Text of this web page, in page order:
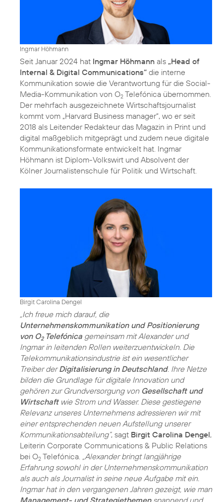
Ingmar Höhmann
Seit Januar 2024 hat Ingmar Höhmann als „Head of
Internal & Digital Communications“ die interne
Kommunikation sowie die Verantwortung für die Social-
Media-Kommunikation von O2 Telefónica übernommen.
Der mehrfach ausgezeichnete Wirtschaftsjournalist
kommt vom „Harvard Business manager“, wo er seit
2018 als Leitender Redakteur das Magazin in Print und
digital maßgeblich mitgeprägt und zudem neue digitale
Kommunikationsformate entwickelt hat. Ingmar
Höhmann ist Diplom-Volkswirt und Absolvent der
Kölner Journalistenschule für Politik und Wirtschaft.
Birgit Carolina Dengel
„Ich freue mich darauf, die
Unternehmenskommunikation und Positionierung
von O2Telefónica gemeinsam mit Alexander und
Ingmar in leitenden Rollen weiterzuentwickeln. Die
Telekommunikationsindustrie ist ein wesentlicher
Treiber derDigitalisierung in Deutschland. Ihre Netze
bilden die Grundlage für digitale Innovation und
gehören zur Grundversorgung von Gesellschaft und
Wirtschaftwie Strom und Wasser. Diese gestiegene
Relevanz unseres Unternehmens adressieren wir mit
einer entsprechenden neuen Aufstellung unserer
Kommunikationsabteilung“, sagt Birgit Carolina Dengel,
Leiterin Corporate Communications & Public Relations
bei O2 Telefónica.
„Alexander bringt langjährige
Erfahrung sowohl in der Unternehmenskommunikation
als auch als Journalist in seine neue Aufgabe mit ein.
Ingmar hat in den vergangenen Jahren gezeigt, wie man
Management- und Strategiethemenspannend und